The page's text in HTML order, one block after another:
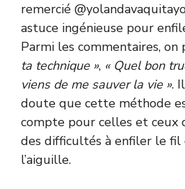
remercié
astuce ingénieuse pour
Parmi les commentaires, on
ta technique », « Quel bon
viens de me sauver la vie ».
doute que cette méthode
compte pour celles et ceux
des difficultés à enfiler le fil
l’aiguille.